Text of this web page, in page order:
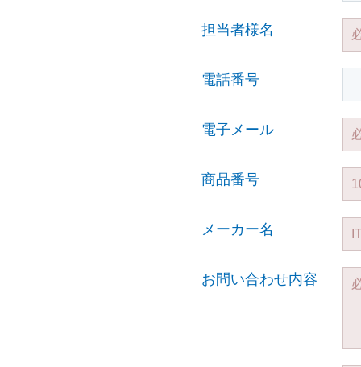
担当者様名
電話番号
電子メール
商品番号
メーカー名
お問い合わせ内容